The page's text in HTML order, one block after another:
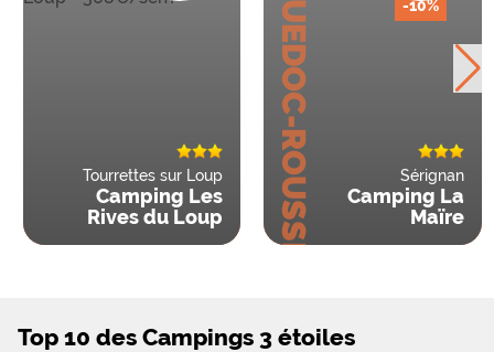
Tourrettes sur Loup
Camping Les
Rives du Loup
LANGUEDOC-ROUSSILLON -10%
Sérignan
Camping La
Maïre
Top 10 des Campings 3 étoiles